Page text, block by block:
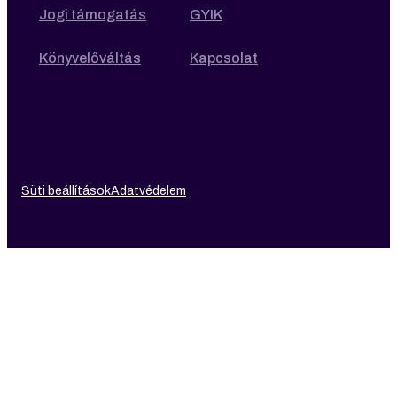
Jogi támogatás GYIK
Könyvelőváltás Kapcsolat
Süti beállításokAdatvédelem